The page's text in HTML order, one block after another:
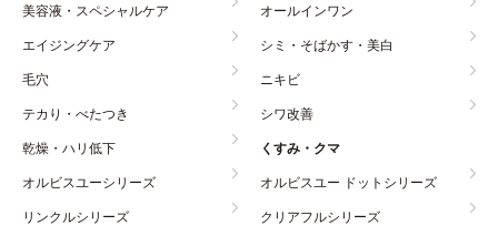
美容液・スペシャルケア
オールインワン
エイジングケア
シミ・そばかす・美白
毛穴
ニキビ
テカり・べたつき
シワ改善
乾燥・ハリ低下
くすみ・クマ
オルビスユーシリーズ
オルビスユー ドットシリーズ
リンクルシリーズ
クリアフルシリーズ